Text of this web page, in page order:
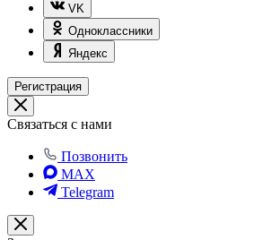
VK
Одноклассники
Яндекс
Регистрация
Связаться с нами
Позвонить
MAX
Telegram